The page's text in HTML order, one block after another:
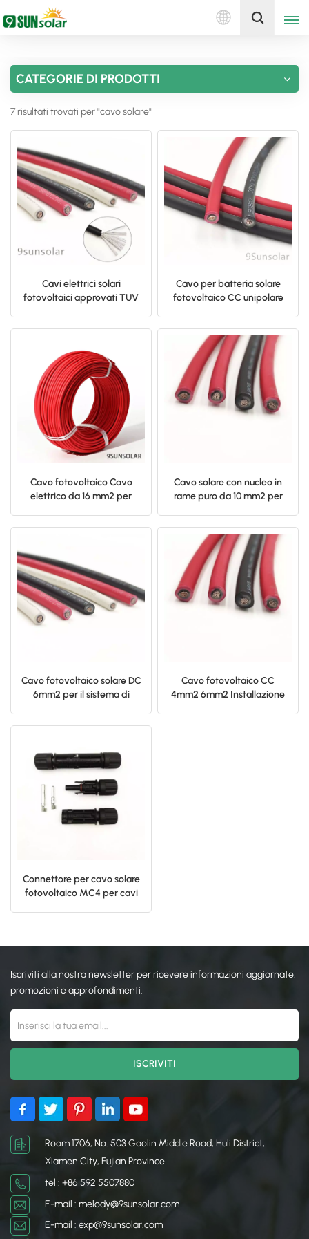
Italiano
English
italiano
español
العربية
日本語
한국의
Ottieni un preventivo
CATEGORIE DI PRODOTTI
7 risultati trovati per "cavo solare"
Cavi elettrici solari
fotovoltaici approvati TUV
Cavo per batteria solare
fotovoltaico CC unipolare
Cavo fotovoltaico Cavo
elettrico da 16 mm2 per
Cavo solare con nucleo in
rame puro da 10 mm2 per
Cavo fotovoltaico solare DC
6mm2 per il sistema di
Cavo fotovoltaico CC
4mm2 6mm2 Installazione
Connettore per cavo solare
fotovoltaico MC4 per cavi
Iscriviti alla nostra newsletter per ricevere informazioni aggiornate,
promozioni e approfondimenti.
Room 1706, No. 503 Gaolin Middle Road, Huli District,
Xiamen City, Fujian Province
tel : +86 592 5507880
E-mail : melody@9sunsolar.com
E-mail : exp@9sunsolar.com